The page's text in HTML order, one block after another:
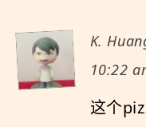
K.
10:22
这个